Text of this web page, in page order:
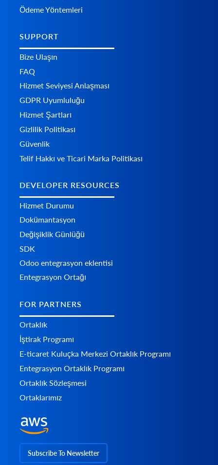
Ödeme Yöntemleri
SUPPORT
Bize Ulaşın
FAQ
Hizmet Seviyesi Anlaşması
GDPR Uyumluluğu
Hizmet Şartları
Gizlilik Politikası
Güvenlik
Telif Hakkı ve Ticari Marka Politikası
DEVELOPER RESOURCES
Hizmet Durumu
Dokümantasyon
Değişiklik Günlüğü
SDK
Odoo entegrasyon eklentisi
Entegrasyon Ortağı
FOR PARTNERS
Ortaklık
İştirak Programı
E-ticaret Kuluçka Merkezi Ortaklık Programı
Entegrasyon Ortaklık Programı
Ortaklık Sözleşmesi
Ortaklarımız
Subscribe To Newsletter